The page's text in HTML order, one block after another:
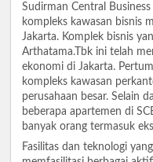
Sudirman Central
kompleks kawasan bisnis
Jakarta. Komplek bisnis
Arthatama.Tbk ini telah
ekonomi di Jakarta.
kompleks kawasan
perusahaan besar. Selain
beberapa apartemen di
banyak orang termasuk
Fasilitas dan teknologi